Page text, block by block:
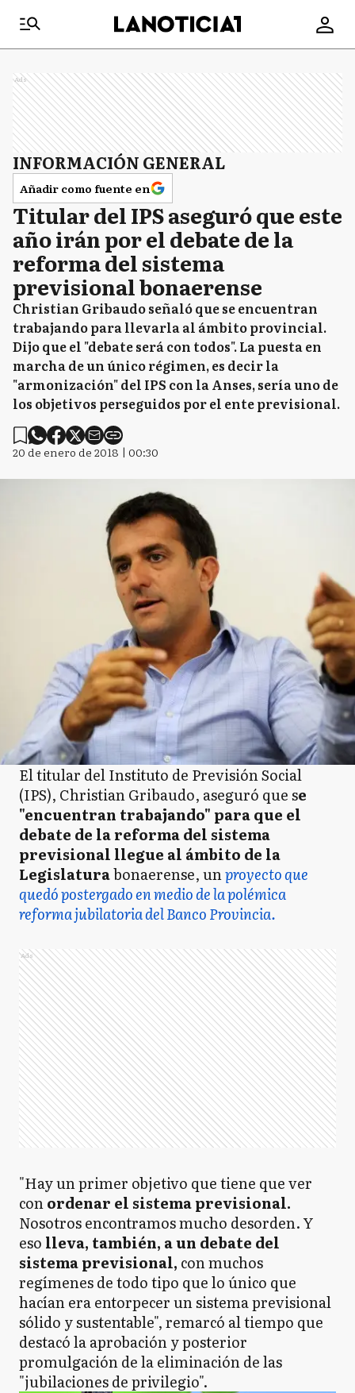
Ads
INFORMACIÓN GENERAL
Añadir como fuente en
Titular del IPS aseguró que este
año irán por el debate de la
reforma del sistema
previsional bonaerense
Christian Gribaudo señaló que se encuentran
trabajando para llevarla al ámbito provincial.
Dijo que el "debate será con todos". La puesta en
marcha de un único régimen, es decir la
"armonización" del IPS con la Anses, sería uno de
los objetivos perseguidos por el ente previsional.
20 de enero de 2018 | 00:30
El titular del Instituto de Previsión Social
(IPS), Christian Gribaudo, aseguró que se
"encuentran trabajando" para que el
debate de la reforma del sistema
previsional llegue al ámbito de la
Legislaturabonaerense, unproyecto que
quedó postergado en medio de la polémica
reforma jubilatoria del Banco Provincia.
Ads
"Hay un primer objetivo que tiene que ver
conordenar el sistema previsional.
Nosotros encontramos mucho desorden. Y
eso lleva, también, a un debate del
sistema previsional, con muchos
regímenes de todo tipo que lo único que
hacían era entorpecer un sistema previsional
sólido y sustentable", remarcó al tiempo que
destacó la aprobación y posterior
promulgación de la eliminación de las
"jubilaciones de privilegio".